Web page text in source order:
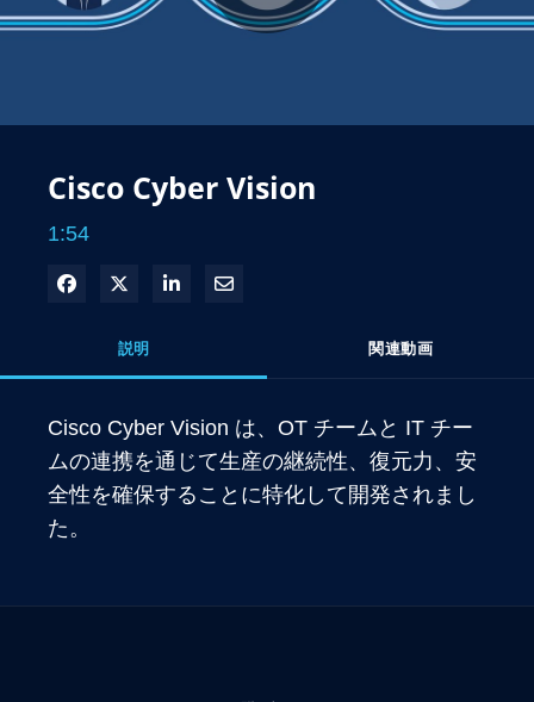
Play
Cisco Cyber Vision
1:54
Facebook で共有
Xで共有する
LinkedIn で共有
電子メールで共有
説明 関連動画
Cisco Cyber Vision は、OT チームと IT チー
ムの連携を通じて生産の継続性、復元力、安
全性を確保することに特化して開発されまし
た。